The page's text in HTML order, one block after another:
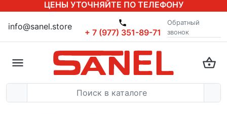
ЦЕНЫ УТОЧНЯЙТЕ ПО ТЕЛЕФОНУ
info@sanel.store
+ 7 (977) 351-89-71
Обратный
звонок